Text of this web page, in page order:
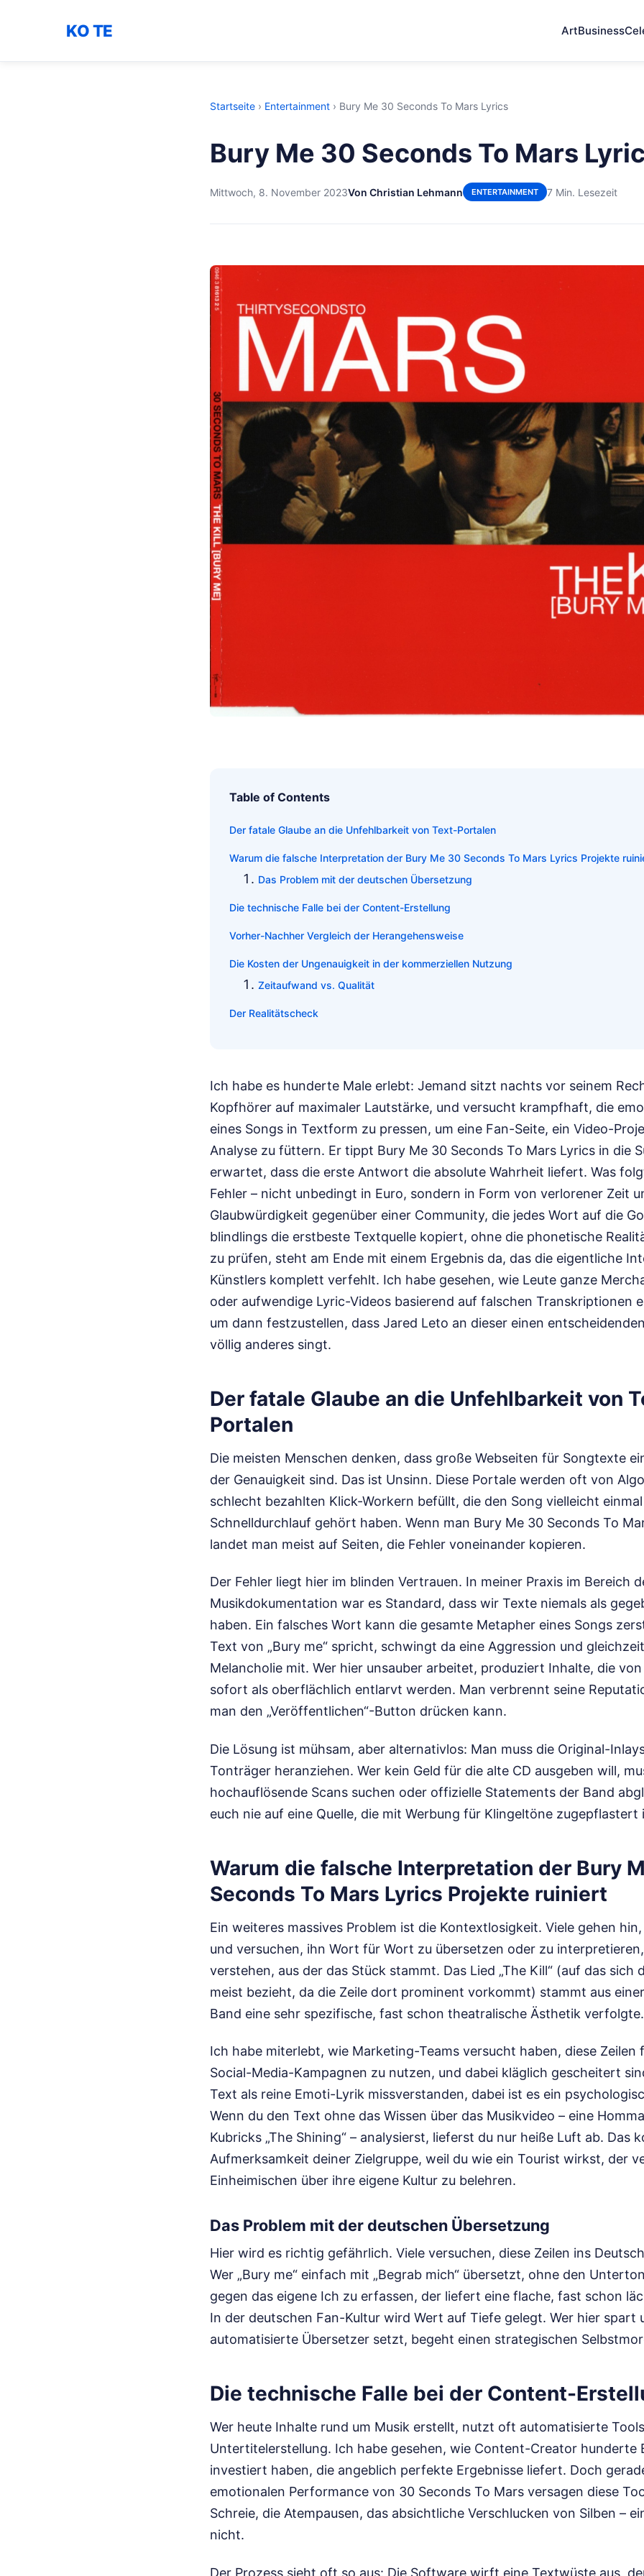
KO TE ArtBusiness
Startseite › Entertainment › Bury Me 30 Seconds To Mars Lyrics
Bury Me 30 Seconds To Mars
Mittwoch, 8. November 2023Von Christian Lehmann ENTERTAINMENT 7 Min. Lesezeit
Table of Contents
Der fatale Glaube an die Unfehlbarkeit von Text-Portalen
Warum die falsche Interpretation der Bury Me 30 Seconds To Mars Lyrics Projekte
Das Problem mit der deutschen Übersetzung
Die technische Falle bei der Content-Erstellung
Vorher-Nachher Vergleich der Herangehensweise
Die Kosten der Ungenauigkeit in der kommerziellen Nutzung
Zeitaufwand vs. Qualität
Der Realitätscheck
Ich habe es hunderte Male erlebt: Jemand sitzt nachts vor seinem
Kopfhörer auf maximaler Lautstärke, und versucht krampfhaft, die
eines Songs in Textform zu pressen, um eine Fan-Seite, ein Video-
Analyse zu füttern. Er tippt Bury Me 30 Seconds To Mars Lyrics in die
erwartet, dass die erste Antwort die absolute Wahrheit liefert. Was
Fehler – nicht unbedingt in Euro, sondern in Form von verlorener Zeit
Glaubwürdigkeit gegenüber einer Community, die jedes Wort auf die
blindlings die erstbeste Textquelle kopiert, ohne die phonetische
zu prüfen, steht am Ende mit einem Ergebnis da, das die eigentliche
Künstlers komplett verfehlt. Ich habe gesehen, wie Leute ganze
oder aufwendige Lyric-Videos basierend auf falschen Transkriptionen
um dann festzustellen, dass Jared Leto an dieser einen
völlig anderes singt.
Der fatale Glaube an die Unfehlbarkeit von
Portalen
Die meisten Menschen denken, dass große Webseiten für Songtexte
der Genauigkeit sind. Das ist Unsinn. Diese Portale werden oft von
schlecht bezahlten Klick-Workern befüllt, die den Song vielleicht
Schnelldurchlauf gehört haben. Wenn man Bury Me 30 Seconds To
landet man meist auf Seiten, die Fehler voneinander kopieren.
Der Fehler liegt hier im blinden Vertrauen. In meiner Praxis im Bereich
Musikdokumentation war es Standard, dass wir Texte niemals als
haben. Ein falsches Wort kann die gesamte Metapher eines Songs
Text von „Bury me“ spricht, schwingt da eine Aggression und
Melancholie mit. Wer hier unsauber arbeitet, produziert Inhalte, die
sofort als oberflächlich entlarvt werden. Man verbrennt seine
man den „Veröffentlichen“-Button drücken kann.
Die Lösung ist mühsam, aber alternativlos: Man muss die Original-
Tonträger heranziehen. Wer kein Geld für die alte CD ausgeben will,
hochauflösende Scans suchen oder offizielle Statements der Band
euch nie auf eine Quelle, die mit Werbung für Klingeltöne zugepflastert
Warum die falsche Interpretation der Bury
Seconds To Mars Lyrics Projekte ruiniert
Ein weiteres massives Problem ist die Kontextlosigkeit. Viele gehen
und versuchen, ihn Wort für Wort zu übersetzen oder zu
verstehen, aus der das Stück stammt. Das Lied „The Kill“ (auf das sich
meist bezieht, da die Zeile dort prominent vorkommt) stammt aus
Band eine sehr spezifische, fast schon theatralische Ästhetik verfolgte.
Ich habe miterlebt, wie Marketing-Teams versucht haben, diese Zeilen
Social-Media-Kampagnen zu nutzen, und dabei kläglich gescheitert
Text als reine Emoti-Lyrik missverstanden, dabei ist es ein
Wenn du den Text ohne das Wissen über das Musikvideo – eine
Kubricks „The Shining“ – analysierst, lieferst du nur heiße Luft ab. Das
Aufmerksamkeit deiner Zielgruppe, weil du wie ein Tourist wirkst, der
Einheimischen über ihre eigene Kultur zu belehren.
Das Problem mit der deutschen Übersetzung
Hier wird es richtig gefährlich. Viele versuchen, diese Zeilen ins
Wer „Bury me“ einfach mit „Begrab mich“ übersetzt, ohne den
gegen das eigene Ich zu erfassen, der liefert eine flache, fast schon
In der deutschen Fan-Kultur wird Wert auf Tiefe gelegt. Wer hier spart
automatisierte Übersetzer setzt, begeht einen strategischen
Die technische Falle bei der Content-
Wer heute Inhalte rund um Musik erstellt, nutzt oft automatisierte
Untertitelerstellung. Ich habe gesehen, wie Content-Creator hunderte
investiert haben, die angeblich perfekte Ergebnisse liefert. Doch
emotionalen Performance von 30 Seconds To Mars versagen diese
Schreie, die Atempausen, das absichtliche Verschlucken von Silben –
nicht.
Der Prozess sieht oft so aus: Die Software wirft eine Textwüste aus,